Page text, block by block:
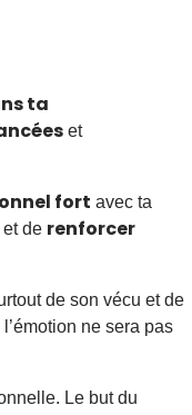
ta
et
fort avec ta
de renforcer
de son vécu et de
ne sera pas
Le but du